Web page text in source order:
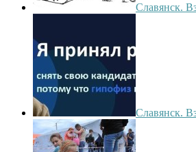
Славянск.
Славянск.